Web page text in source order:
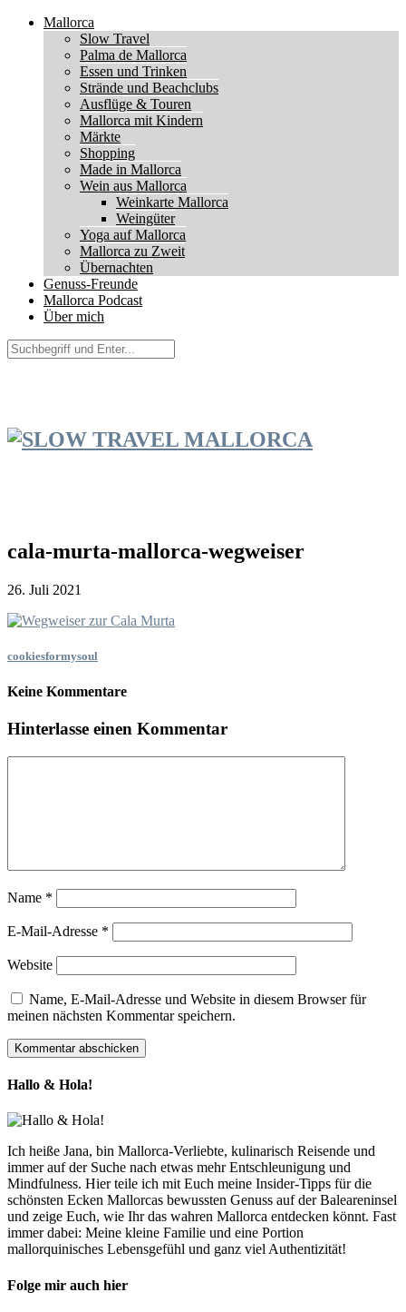
Mallorca
Slow Travel
Palma de Mallorca
Essen und Trinken
Strände und Beachclubs
Ausflüge & Touren
Mallorca mit Kindern
Märkte
Shopping
Made in Mallorca
Wein aus Mallorca
Weinkarte Mallorca
Weingüter
Yoga auf Mallorca
Mallorca zu Zweit
Übernachten
Genuss-Freunde
Mallorca Podcast
Über mich
cala-murta-mallorca-wegweiser
26. Juli 2021
cookiesformysoul
Keine Kommentare
Hinterlasse einen Kommentar
Name *
E-Mail-Adresse *
Website
Name, E-Mail-Adresse und Website in diesem Browser für
meinen nächsten Kommentar speichern.
Hallo & Hola!
Ich heiße Jana, bin Mallorca-Verliebte, kulinarisch Reisende und
immer auf der Suche nach etwas mehr Entschleunigung und
Mindfulness. Hier teile ich mit Euch meine Insider-Tipps für die
schönsten Ecken Mallorcas bewussten Genuss auf der Baleareninsel
und zeige Euch, wie Ihr das wahren Mallorca entdecken könnt. Fast
immer dabei: Meine kleine Familie und eine Portion
mallorquinisches Lebensgefühl und ganz viel Authentizität!
Folge mir auch hier